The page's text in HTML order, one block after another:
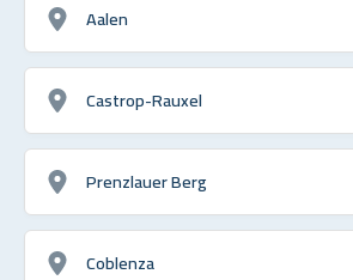
Aalen
Castrop-Rauxel
Prenzlauer Berg
Coblenza